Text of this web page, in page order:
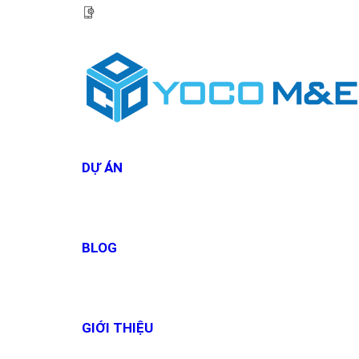
DỰ ÁN
BLOG
GIỚI THIỆU